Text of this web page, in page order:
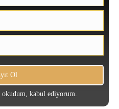
okudum, kabul ediyorum.